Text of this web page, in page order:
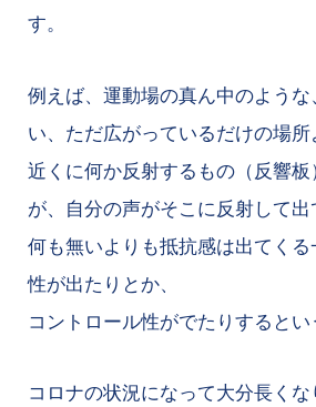
す。
例えば、運動場の真ん中のよう
い、ただ広がっているだけの場所
近くに何か反射するもの（反響板
が、自分の声がそこに反射して出
何も無いよりも抵抗感は出てく
性が出たりとか、
コントロール性がでたりするとい
コロナの状況になって大分長く